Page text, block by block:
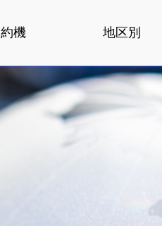
機 地区別